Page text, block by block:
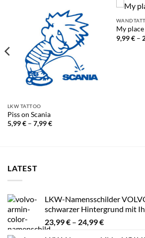
LKW TATTOO
Piss on Scania
5,99€ – 7,99€Preisspanne:
My
9,99€ –
LATEST
LKW-Namensschilder
schwarzer Hintergrund mit
23,99€ – 24,99€Preisspanne: